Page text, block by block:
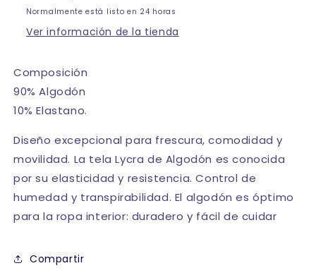
Normalmente está listo en 24 horas
Ver información de la tienda
Composición
90% Algodón
10% Elastano.
Diseño excepcional para frescura, comodidad y
movilidad. La tela Lycra de Algodón es conocida
por su elasticidad y resistencia. Control de
humedad y transpirabilidad. El algodón es óptimo
para la ropa interior: duradero y fácil de cuidar
Compartir